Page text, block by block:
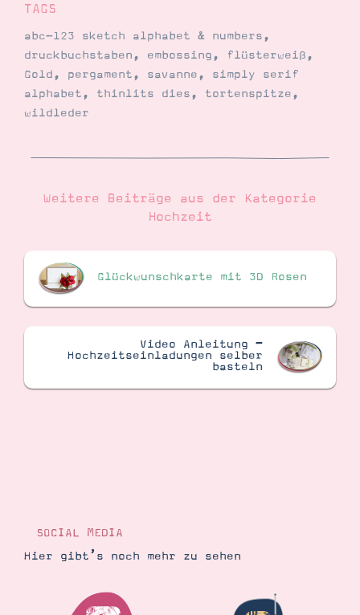
TAGS
abc-123 sketch alphabet & numbers,
druckbuchstaben, embossing, flüsterweiß,
Gold, pergament, savanne, simply serif
alphabet, thinlits dies, tortenspitze,
wildleder
Weitere Beiträge aus der Kategorie
Hochzeit
Glückwunschkarte mit 3D Rosen
Video Anleitung –
Hochzeitseinladungen selber
basteln
SOCIAL MEDIA
Hier gibt’s noch mehr zu sehen